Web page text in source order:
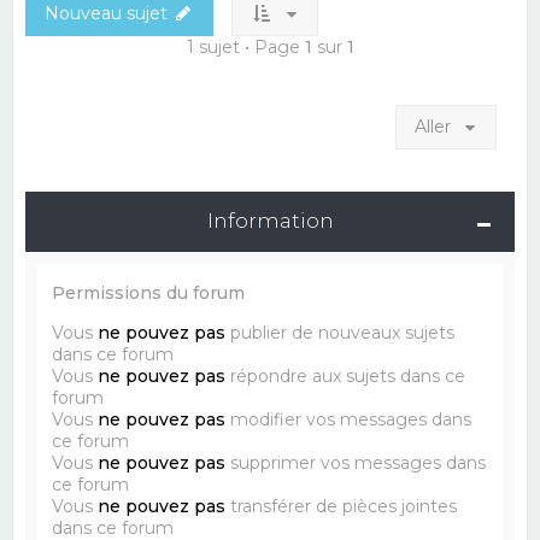
Nouveau sujet
1 sujet • Page 1 sur 1
Aller
Information
Permissions du forum
Vous ne pouvez pas publier de nouveaux sujets
dans ce forum
Vous ne pouvez pas répondre aux sujets dans ce
forum
Vous ne pouvez pas modifier vos messages dans
ce forum
Vous ne pouvez pas supprimer vos messages dans
ce forum
Vous ne pouvez pas transférer de pièces jointes
dans ce forum